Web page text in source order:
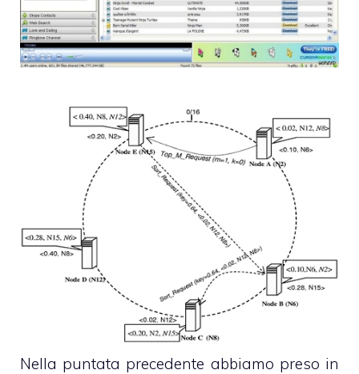
Nella puntata precedente abbiamo preso in